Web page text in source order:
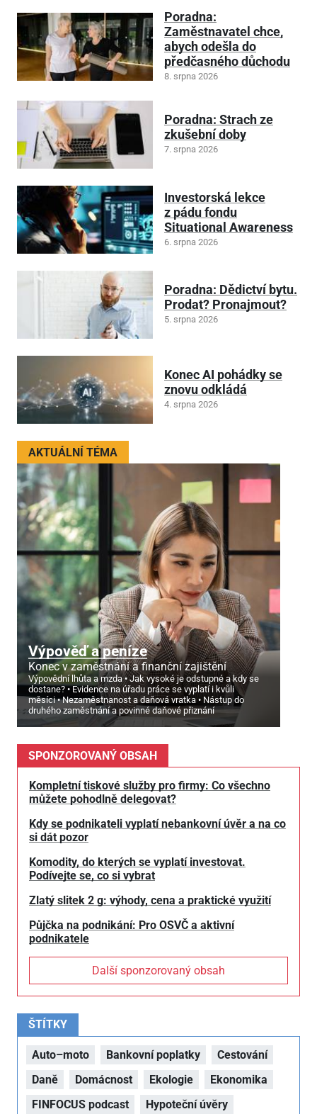
Poradna:
Zaměstnavatel chce,
abych odešla do
předčasného důchodu
8. srpna 2026
Poradna: Strach ze
zkušební doby
7. srpna 2026
Investorská lekce
z pádu fondu
Situational Awareness
6. srpna 2026
Poradna: Dědictví bytu.
Prodat? Pronajmout?
5. srpna 2026
Konec AI pohádky se
znovu odkládá
4. srpna 2026
AKTUÁLNÍ TÉMA
Výpověď a peníze
Konec v zaměstnání a finanční zajištění
Výpovědní lhůta a mzda
Jak vysoké je odstupné a kdy se
dostane?
Evidence na úřadu práce se vyplatí i kvůli
měsíci
Nezaměstnanost a daňová vratka
Nástup do
druhého zaměstnání a povinné daňové přiznání
SPONZOROVANÝ OBSAH
Kompletní tiskové služby pro firmy: Co všechno
můžete pohodlně delegovat?
Kdy se podnikateli vyplatí nebankovní úvěr a na co
si dát pozor
Komodity, do kterých se vyplatí investovat.
Podívejte se, co si vybrat
Zlatý slitek 2 g: výhody, cena a praktické využití
Půjčka na podnikání: Pro OSVČ a aktivní
podnikatele
Další sponzorovaný obsah
ŠTÍTKY
Auto–moto Bankovní poplatky
Cestování
Daně
Domácnost Ekologie
Ekonomika
FINFOCUS podcast
Hypoteční úvěry